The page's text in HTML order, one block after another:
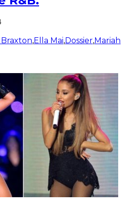
Braxton,Ella Mai,Dossier,Mariah